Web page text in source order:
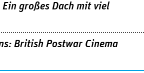
Ein großes Dach mit viel
British Postwar Cinema